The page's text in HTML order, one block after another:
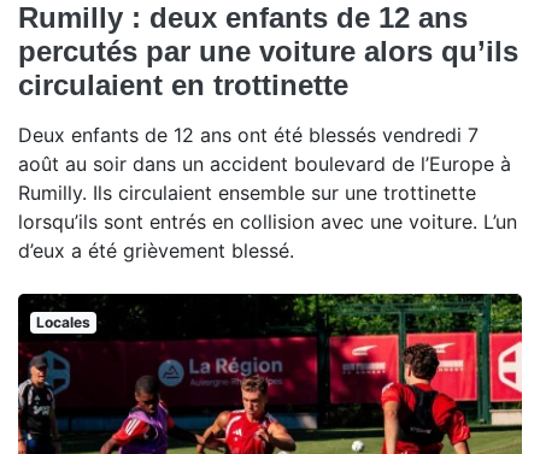
Rumilly : deux enfants de 12 ans
percutés par une voiture alors qu’ils
circulaient en trottinette
Deux enfants de 12 ans ont été blessés vendredi 7
août au soir dans un accident boulevard de l’Europe à
Rumilly. Ils circulaient ensemble sur une trottinette
lorsqu’ils sont entrés en collision avec une voiture. L’un
d’eux a été grièvement blessé.
Locales